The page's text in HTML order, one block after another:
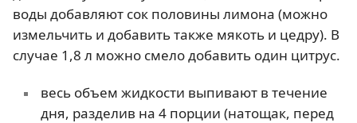
воды добавляют сок половины лимона (можно
измельчить и добавить также мякоть и цедру). В
случае 1,8 л можно смело добавить один цитрус.
весь объем жидкости выпивают в течение
дня, разделив на 4 порции (натощак, перед